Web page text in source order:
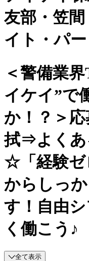
友部・笠
イト・パ
＜警備業
イケイ”で
か！？＞
拭⇒よくあ
☆「経験
からしっ
す！自由
く働こう♪
全て表示